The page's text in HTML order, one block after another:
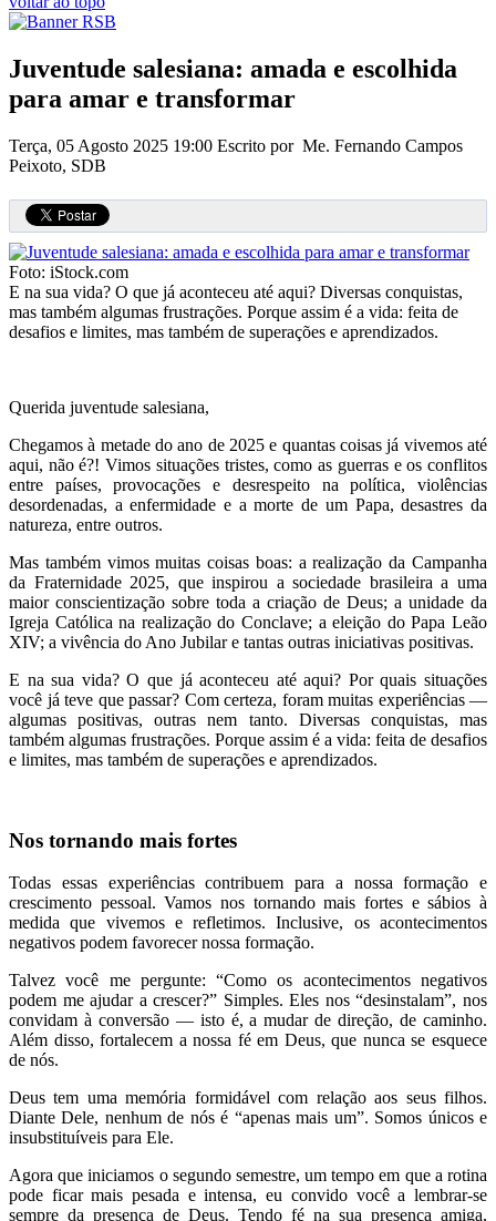
Juventude salesiana: amada e escolhida
para amar e transformar
Terça, 05 Agosto 2025 19:00 Escrito por Me. Fernando Campos
Peixoto, SDB
Foto: iStock.com
E na sua vida? O que já aconteceu até aqui? Diversas conquistas,
mas também algumas frustrações. Porque assim é a vida: feita de
desafios e limites, mas também de superações e aprendizados.
Querida juventude salesiana,
Chegamos à metade do ano de 2025 e quantas coisas já vivemos até
aqui, não é?! Vimos situações tristes, como as guerras e os conflitos
entre países, provocações e desrespeito na política, violências
desordenadas, a enfermidade e a morte de um Papa, desastres da
natureza, entre outros.
Mas também vimos muitas coisas boas: a realização da Campanha
da Fraternidade 2025, que inspirou a sociedade brasileira a uma
maior conscientização sobre toda a criação de Deus; a unidade da
Igreja Católica na realização do Conclave; a eleição do Papa Leão
XIV; a vivência do Ano Jubilar e tantas outras iniciativas positivas.
E na sua vida? O que já aconteceu até aqui? Por quais situações
você já teve que passar? Com certeza, foram muitas experiências —
algumas positivas, outras nem tanto. Diversas conquistas, mas
também algumas frustrações. Porque assim é a vida: feita de desafios
e limites, mas também de superações e aprendizados.
Nos tornando mais fortes
Todas essas experiências contribuem para a nossa formação e
crescimento pessoal. Vamos nos tornando mais fortes e sábios à
medida que vivemos e refletimos. Inclusive, os acontecimentos
negativos podem favorecer nossa formação.
Talvez você me pergunte: “Como os acontecimentos negativos
podem me ajudar a crescer?” Simples. Eles nos “desinstalam”, nos
convidam à conversão — isto é, a mudar de direção, de caminho.
Além disso, fortalecem a nossa fé em Deus, que nunca se esquece
de nós.
Deus tem uma memória formidável com relação aos seus filhos.
Diante Dele, nenhum de nós é “apenas mais um”. Somos únicos e
insubstituíveis para Ele.
Agora que iniciamos o segundo semestre, um tempo em que a rotina
pode ficar mais pesada e intensa, eu convido você a lembrar-se
sempre da presença de Deus. Tendo fé na sua presença amiga,